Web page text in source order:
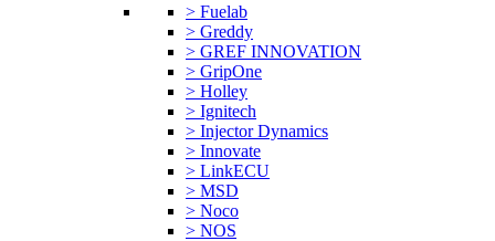
> Fuelab
> Greddy
> GREF INNOVATION
> GripOne
> Holley
> Ignitech
> Injector Dynamics
> Innovate
> LinkECU
> MSD
> Noco
> NOS